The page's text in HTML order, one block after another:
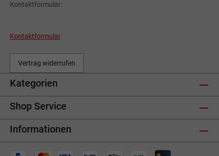
Kontaktformular:
Kontaktformular.
Vertrag widerrufen
Kategorien
Shop Service
Informationen